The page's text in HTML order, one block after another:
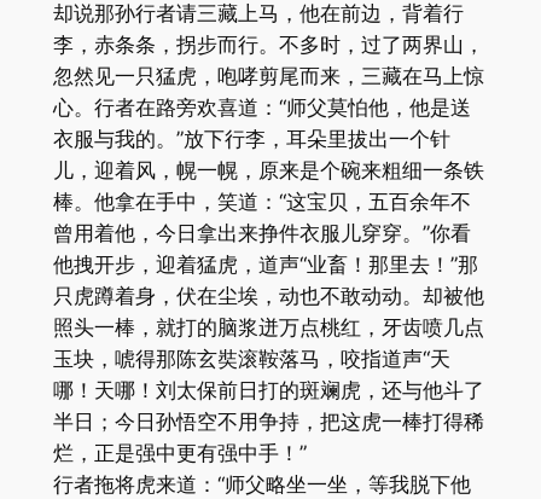
却说那孙行者请三藏上马，他在前边，背着行
李，赤条条，拐步而行。不多时，过了两界山，
忽然见一只猛虎，咆哮剪尾而来，三藏在马上惊
心。行者在路旁欢喜道：“师父莫怕他，他是送
衣服与我的。”放下行李，耳朵里拔出一个针
儿，迎着风，幌一幌，原来是个碗来粗细一条铁
棒。他拿在手中，笑道：“这宝贝，五百余年不
曾用着他，今日拿出来挣件衣服儿穿穿。”你看
他拽开步，迎着猛虎，道声“业畜！那里去！”那
只虎蹲着身，伏在尘埃，动也不敢动动。却被他
照头一棒，就打的脑浆迸万点桃红，牙齿喷几点
玉块，唬得那陈玄奘滚鞍落马，咬指道声“天
哪！天哪！刘太保前日打的斑斓虎，还与他斗了
半日；今日孙悟空不用争持，把这虎一棒打得稀
烂，正是强中更有强中手！”
行者拖将虎来道：“师父略坐一坐，等我脱下他